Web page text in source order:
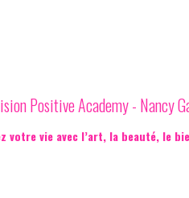
Positive Academy - Nancy
votre vie avec l’art, la beauté, le